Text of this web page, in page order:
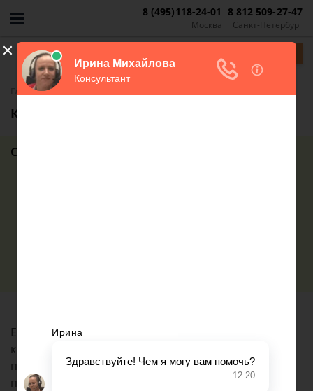
Москва
8 (495)118-24-01
Санкт-Петербург
8 812 509-27-47
Главная-Статьи
Как выписать бывшую жену из квартиры
Содержание статьи
Если бывшая жена не хочет выписываться из
квартиры, не будучи собственницей, нужно
подавать судебный иск о прекращении прав на
пользование жилым помещением. Суд нужно